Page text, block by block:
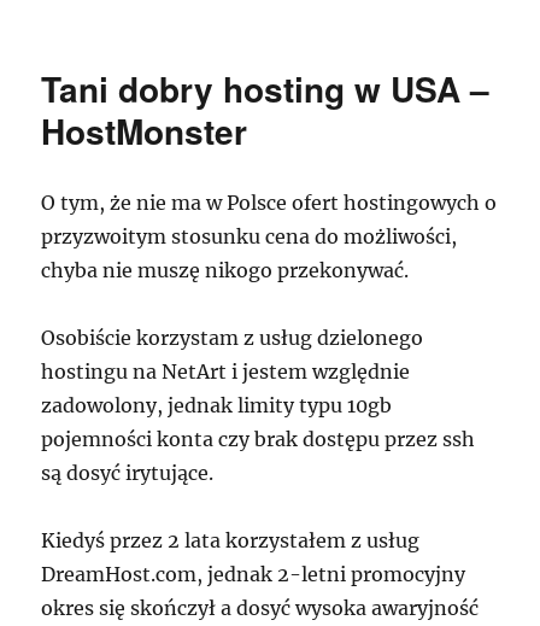
BY
na
przykładzie
orderingu
danych
Tani dobry hosting w USA –
HostMonster
O tym, że nie ma w Polsce ofert hostingowych o
przyzwoitym stosunku cena do możliwości,
chyba nie muszę nikogo przekonywać.
Osobiście korzystam z usług dzielonego
hostingu na NetArt i jestem względnie
zadowolony, jednak limity typu 10gb
pojemności konta czy brak dostępu przez ssh
są dosyć irytujące.
Kiedyś przez 2 lata korzystałem z usług
DreamHost.com, jednak 2-letni promocyjny
okres się skończył a dosyć wysoka awaryjność